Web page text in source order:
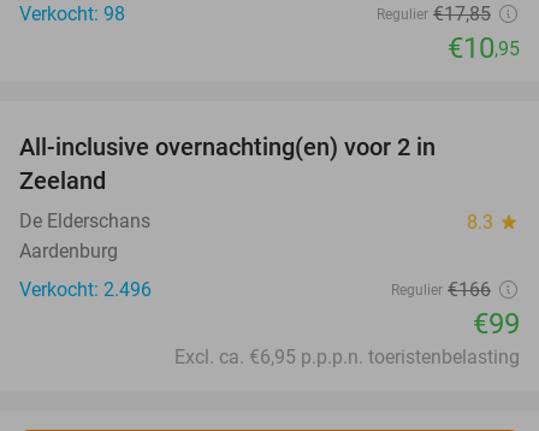
Verkocht: 98
Regulier €17,85
€10,95
All-inclusive overnachting(en) voor 2 in
Zeeland
De Elderschans 8.3 star
Aardenburg
Verkocht: 2.496
Regulier €166
€99
Excl. ca. €6,95 p.p.p.n. toeristenbelasting